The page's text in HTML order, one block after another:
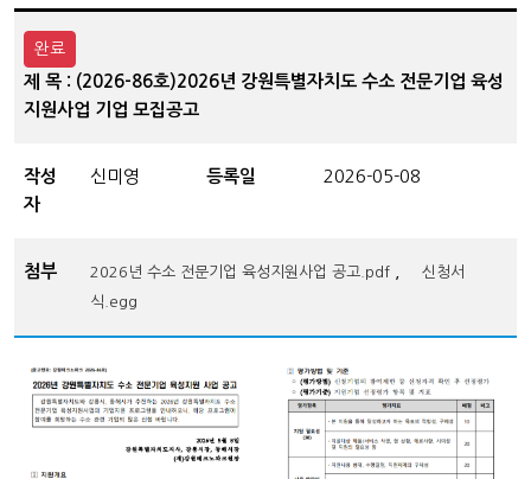
완료
제 목 : (2026-86호)2026년 강원특별자치도 수소 전문기업 육성
지원사업 기업 모집공고
작성
자
신미영 등록일 2026-05-08
첨부 2026년 수소 전문기업 육성지원사업 공고.pdf
신청서
식.egg